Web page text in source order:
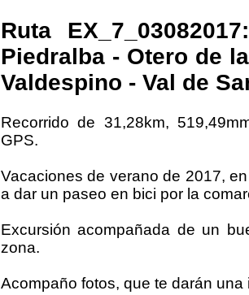
Ruta
Piedralba - Otero de
Valdespino - Val de
Recorrido de 31,28km,
GPS.
Vacaciones de verano de 2017,
a dar un paseo en bici por la
Excursión acompañada de un
zona.
Acompaño fotos, que te darán una